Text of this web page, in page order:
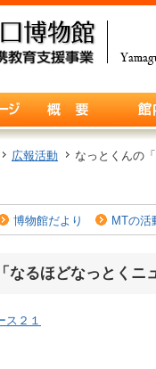
広報活動 なっとくんの
博物館だより MTの活
なるほどなっとく
ス２１